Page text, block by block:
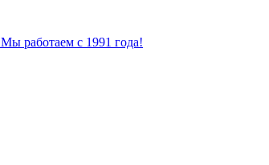
Мы работаем с 1991 года!